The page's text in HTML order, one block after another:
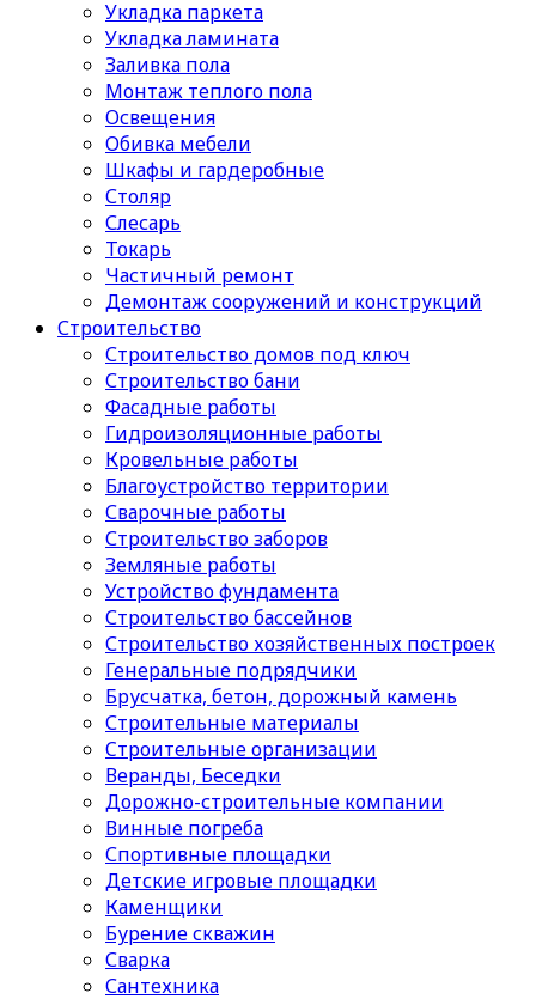
Укладка паркета
Укладка ламината
Заливка пола
Монтаж теплого пола
Освещения
Обивка мебели
Шкафы и гардеробные
Столяр
Слесарь
Токарь
Частичный ремонт
Демонтаж сооружений и конструкций
Строительство
Строительство домов под ключ
Строительство бани
Фасадные работы
Гидроизоляционные работы
Кровельные работы
Благоустройство территории
Сварочные работы
Строительство заборов
Земляные работы
Устройство фундамента
Строительство бассейнов
Строительство хозяйственных построек
Генеральные подрядчики
Брусчатка, бетон, дорожный камень
Строительные материалы
Cтроительные организации
Веранды, Беседки
Дорожно-строительные компании
Винные погреба
Спортивные площадки
Детские игровые площадки
Каменщики
Бурение скважин
Сварка
Сантехника